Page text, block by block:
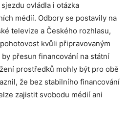
ovládla i otázka
médií. Odbory se postavily na
televize a Českého rozhlasu,
kvůli připravovaným
přesun financování na státní
prostředků mohly být pro obě
že bez stabilního financování
zajistit svobodu médií ani